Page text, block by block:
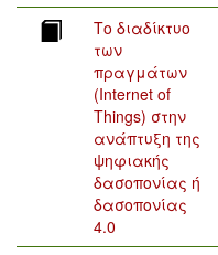
Το διαδίκτυο
των
πραγμάτων
(Internet of
Things) στην
ανάπτυξη της
ψηφιακής
δασοπονίας ή
δασοπονίας
4.0